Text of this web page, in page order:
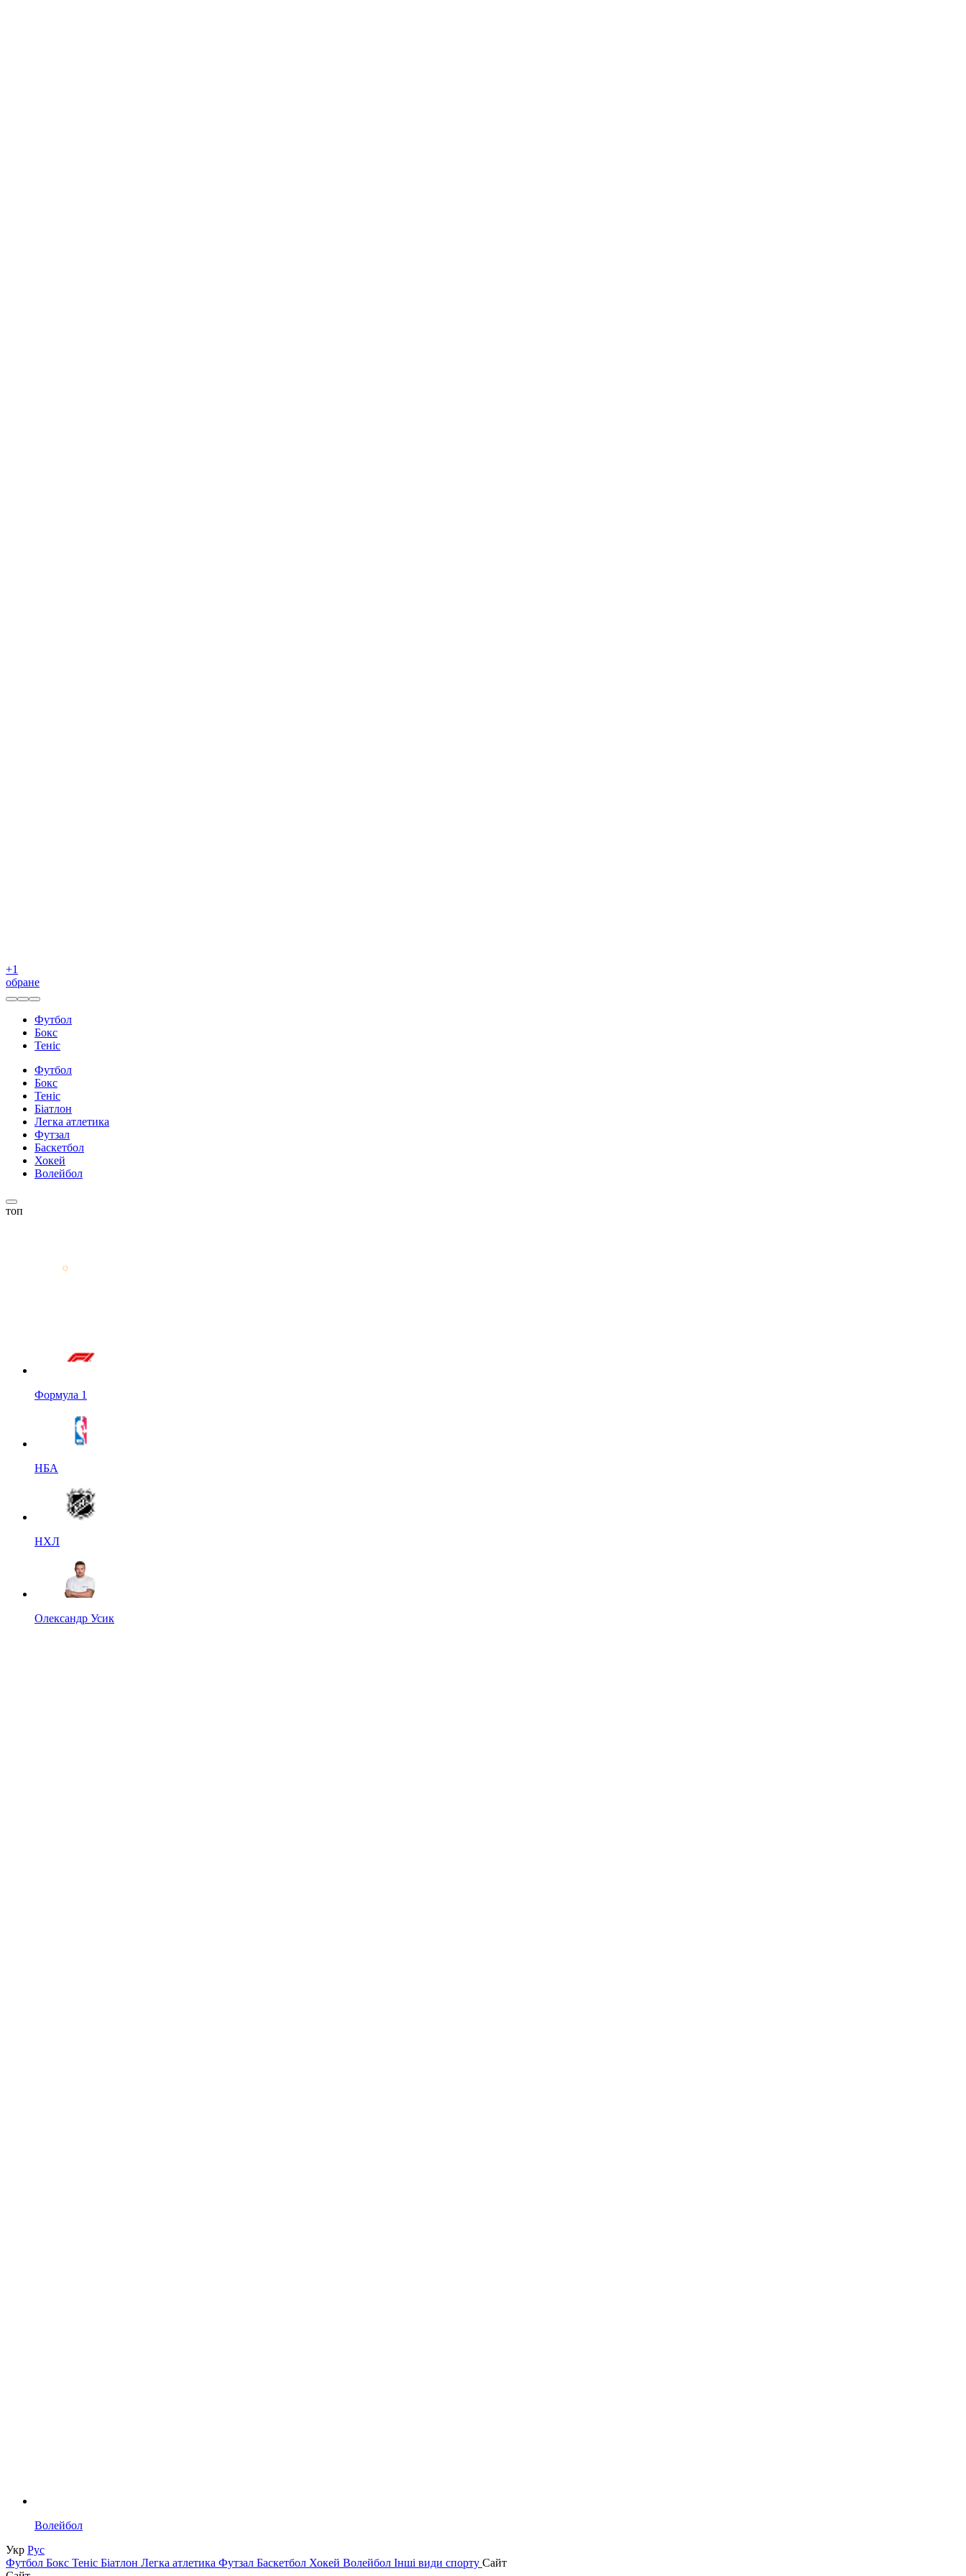
+1
обране
Футбол
Бокс
Теніс
Футбол
Бокс
Теніс
Біатлон
Легка атлетика
Футзал
Баскетбол
Хокей
Волейбол
топ
Формула 1
НБА
НХЛ
Олександр Усик
Волейбол
Укр Рус
Футбол Бокс Теніс Біатлон Легка атлетика Футзал Баскетбол Хокей Волейбол Інші види спорту Сайт